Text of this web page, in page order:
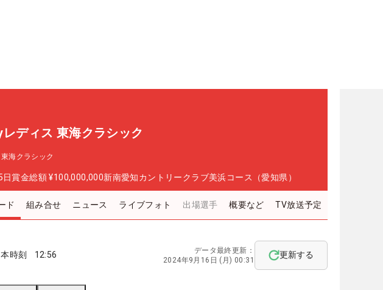
ディス 東海クラシック
海クラシック
日賞金総額 ¥100,000,000新南愛知カントリークラブ美浜コース（愛知県）
ド 組み合せ ニュース ライブフォト 出場選手 概要など TV放送予定
時刻 12:56
データ最終更新：
2024年9月16日 (月) 00:31
更新する